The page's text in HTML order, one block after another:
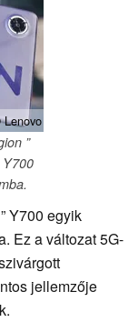
”
Y700 egyik
Ez a változat 5G-
jellemzője